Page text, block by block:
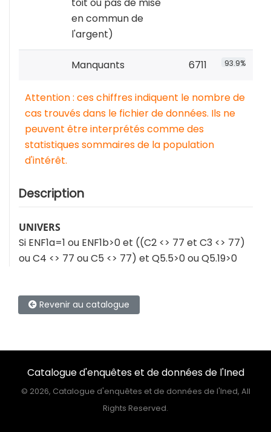
en commun de
l'argent)
Manquants 6711 93.9%
Attention : ces chiffres indiquent le nombre de
cas trouvés dans le fichier de données. Ils ne
peuvent être interprétés comme des
statistiques sommaires de la population
d'intérêt.
Description
UNIVERS
Si ENF1a=1 ou ENF1b>0 et ((C2 <> 77 et C3 <> 77)
ou C4 <> 77 ou C5 <> 77) et Q5.5>0 ou Q5.19>0
Revenir au catalogue
Catalogue d'enquêtes et de données de l'Ined
© 2026, Catalogue d'enquêtes et de données de l'Ined, All
Rights Reserved.